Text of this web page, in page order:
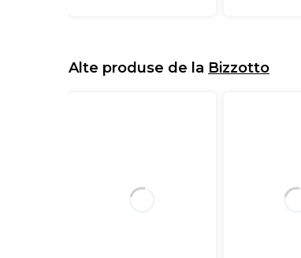
Alte produse de la Bizzotto